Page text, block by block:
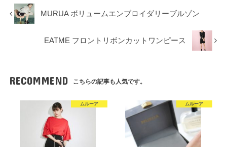
MURUA ボリュームエンブロイダリーブルゾン
EATME フロントリボンカットワンピース
RECOMMEND こちらの記事も人気です。
ムルーア ムルーア